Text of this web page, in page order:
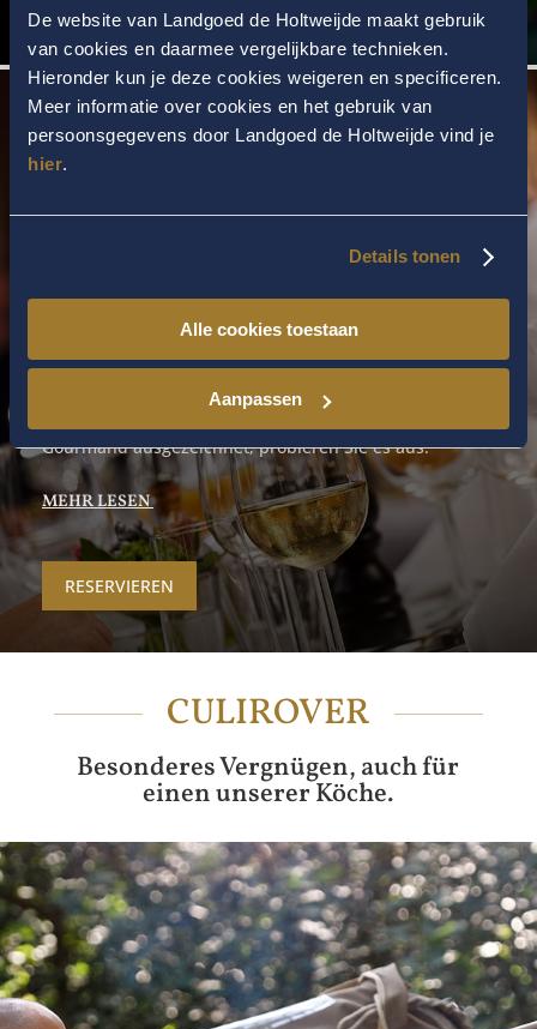
De website van Landgoed de Holtweijde maakt gebruik
van cookies en daarmee vergelijkbare technieken.
Hieronder kun je deze cookies weigeren en specificeren.
Meer informatie over cookies en het gebruik van
persoonsgegevens door Landgoed de Holtweijde vind je
hier.
Details tonen
Alle cookies toestaan
Aanpassen
ABENDESSEN
Gourmand ausgezeichnet, probieren Sie es aus!
MEHR LESEN
RESERVIEREN
CULIROVER
Besonderes Vergnügen, auch für
einen unserer Köche.